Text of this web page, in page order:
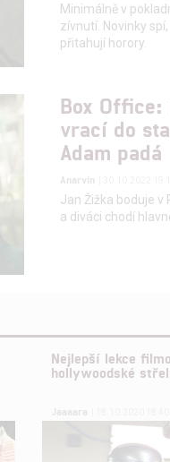
Minimálně v
zívnutí. Novinky
přitahují horory.
Box
vrací do
Adam padá
Anarvin
Jan Žižka boduje v
a diváci chodí
Nejlepší lekce
hollywoodské